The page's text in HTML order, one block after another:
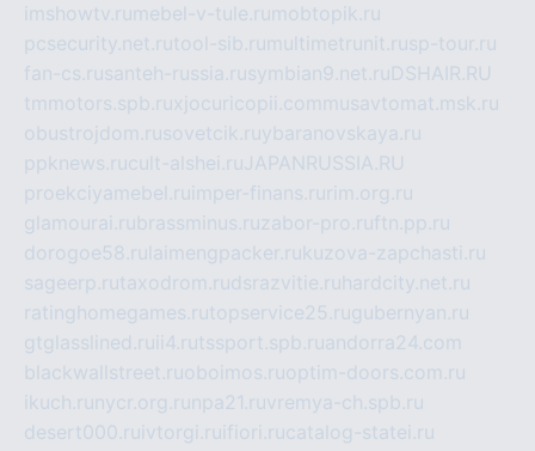
imshowtv.ru mebel-v-tule.ru mobtopik.ru
pcsecurity.net.rutool-sib.ru multimetrunit.rusp-tour.ru
fan-cs.rusanteh-russia.rusymbian9.net.ruDSHAIR.RU
tmmotors.spb.ruxjocuricopii.com musavtomat.msk.ru
obustrojdom.rusovetcik.ruybaranovskaya.ru
ppknews.rucult-alshei.ruJAPANRUSSIA.RU
proekciyamebel.ru imper-finans.ru rim.org.ru
glamourai.rubrassminus.ruzabor-pro.ruftn.pp.ru
dorogoe58.ru laimengpacker.rukuzova-zapchasti.ru
sageerp.rutaxodrom.rudsrazvitie.ru hardcity.net.ru
ratinghomegames.rutopservice25.rugubernyan.ru
gtglasslined.ru ii4.rutssport.spb.ruandorra24.com
blackwallstreet.ruoboimos.ruoptim-doors.com.ru
ikuch.ru nycr.org.ru npa21.ruvremya-ch.spb.ru
desert000.ru ivtorgi.ru ifiori.rucatalog-statei.ru